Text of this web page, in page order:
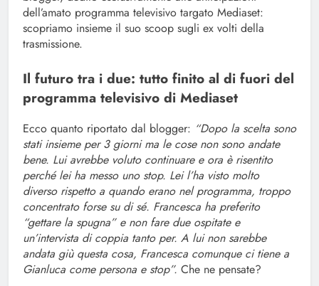
dell’amato programma televisivo targato Mediaset:
scopriamo insieme il suo scoop sugli ex volti della
trasmissione.
Il futuro tra i due: tutto finito al di fuori del
programma televisivo di Mediaset
Ecco quanto riportato dal blogger: “Dopo la scelta sono
stati insieme per 3 giorni ma le cose non sono andate
bene. Lui avrebbe voluto continuare e ora è risentito
perché lei ha messo uno stop. Lei l’ha visto molto
diverso rispetto a quando erano nel programma, troppo
concentrato forse su di sé. Francesca ha preferito
“gettare la spugna” e non fare due ospitate e
un’intervista di coppia tanto per. A lui non sarebbe
andata giù questa cosa, Francesca comunque ci tiene a
Gianluca come persona e stop”. Che ne pensate?